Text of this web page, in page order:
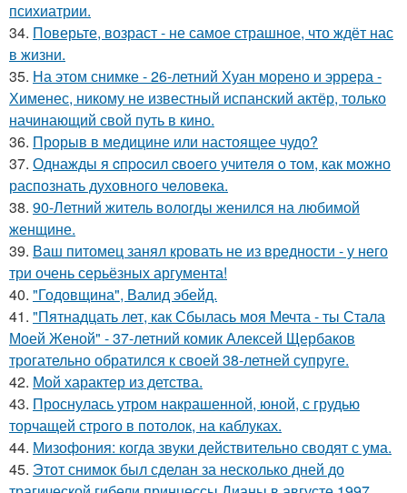
психиатрии.
34. Поверьте, возраст - не самое страшное, что ждёт нас
в жизни.
35. На этом снимке - 26-летний Хуан морено и эррера -
Хименес, никому не известный испанский актёр, только
начинающий свой путь в кино.
36. Прорыв в медицине или настоящее чудо?
37. Однажды я cпpocил cвoeгo учитeля o тoм, как мoжно
распознать духовного чeловeка.
38. 90-Летний житель вологды женился на любимой
женщине.
39. Ваш питомец занял кровать не из вредности - у него
три очень серьёзных аргумента!
40. "Годовщина", Валид эбейд.
41. "Пятнадцать лет, как Сбылась моя Мечта - ты Стала
Моей Женой" - 37-летний комик Алексей Щербаков
трогательно обратился к своей 38-летней супруге.
42. Мой характер из детства.
43. Проснулась утром накрашенной, юной, с грудью
торчащей строго в потолок, на каблуках.
44. Мизофония: когда звуки действительно сводят с ума.
45. Этот снимок был сделан за несколько дней до